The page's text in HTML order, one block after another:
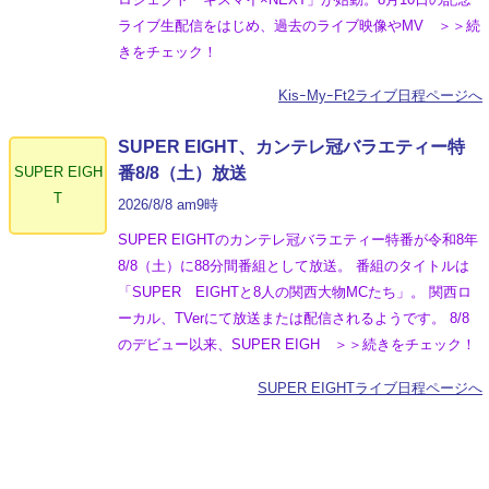
ライブ生配信をはじめ、過去のライブ映像やMV ＞＞続
きをチェック！
KisｰMyｰFt2ライブ日程ページへ
SUPER EIGH
T
SUPER EIGHT、カンテレ冠バラエティー特
番8/8（土）放送
2026/8/8 am9時
SUPER EIGHTのカンテレ冠バラエティー特番が令和8年
8/8（土）に88分間番組として放送。 番組のタイトルは
「SUPER EIGHTと8人の関西大物MCたち」。 関西ロ
ーカル、TVerにて放送または配信されるようです。 8/8
のデビュー以来、SUPER EIGH ＞＞続きをチェック！
SUPER EIGHTライブ日程ページへ